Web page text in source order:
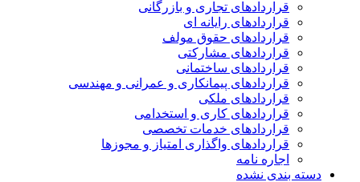
قراردادهای تجاری و بازرگانی
قراردادهای رایانه ای
قراردادهای حقوق مولف
قراردادهای مشارکتی
قراردادهای ساختمانی
قراردادهای پیمانکاری و عمرانی و مهندسی
قراردادهای ملکی
قراردادهای کاری و استخدامی
قراردادهای خدمات تخصصی
قراردادهای واگذاری امتیاز و مجوزها
اجاره نامه
دسته بندی نشده